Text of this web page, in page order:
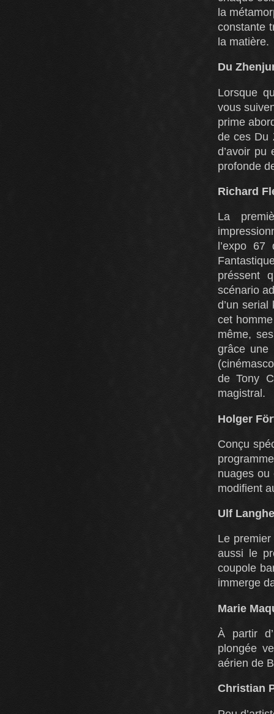
la
constante
la matière.
Du
Lorsque
vous
prime
de ces Du
d’avoir
profonde
Richard
La
l’expo 67
préssent
scénario
d’un
cet
même,
grâce une
de Tony
magistral.
Holger
Conçu
nuages ou
modifient
Ulf
Le
aussi le
coupole
immerge
Marie
À partir
plongée
aérien de
Christian